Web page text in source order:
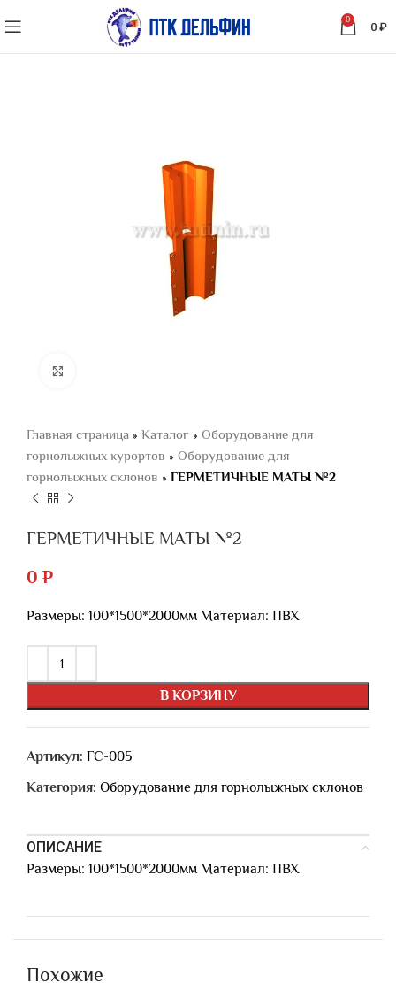
0
0 ₽
Главная страница » Каталог » Оборудование для
горнолыжных курортов » Оборудование для
горнолыжных склонов » ГЕРМЕТИЧНЫЕ МАТЫ №2
ГЕРМЕТИЧНЫЕ МАТЫ №2
0 ₽
Размеры: 100*1500*2000мм Материал: ПВХ
В КОРЗИНУ
Артикул: ГС-005
Категория: Оборудование для горнолыжных склонов
ОПИСАНИЕ
Размеры: 100*1500*2000мм Материал: ПВХ
Похожие